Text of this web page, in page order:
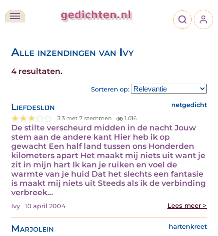
Alle inzendingen van Ivy
4 resultaten.
Sorteren op:
Liefdeslijn netgedicht
3.3 met 7 stemmen 1.016
De stilte verscheurd midden in de nacht Jouw
stem aan de andere kant Hier heb ik op
gewacht Een half land tussen ons Honderden
kilometers apart Het maakt mij niets uit want je
zit in mijn hart Ik kan je ruiken en voel de
warmte van je huid Dat het slechts een fantasie
is maakt mij niets uit Steeds als ik de verbinding
verbreek…
Ivy 10 april 2004 Lees meer >
Marjolein hartenkreet